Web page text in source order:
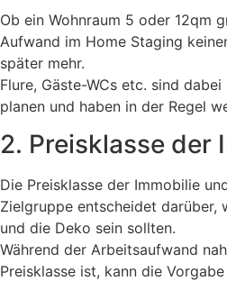
Ob ein Wohnraum 5 oder 12qm
Aufwand im Home Staging
später mehr.
Flure, Gäste-WCs etc. sind
planen und haben in der Regel
2. Preisklasse der
Die Preisklasse der Immobilie
Zielgruppe entscheidet darüber,
und die Deko sein sollten.
Während der Arbeitsaufwand
Preisklasse ist, kann die